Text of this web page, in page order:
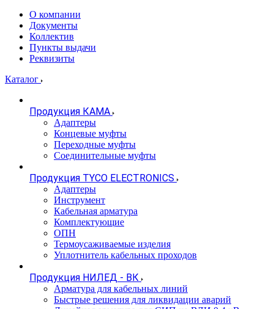
О компании
Документы
Коллектив
Пункты выдачи
Реквизиты
Каталог
Продукция КАМА
Адаптеры
Концевые муфты
Переходные муфты
Соединительные муфты
Продукция TYCO ELECTRONICS
Адаптеры
Инструмент
Кабельная арматура
Комплектующие
ОПН
Термоусаживаемые изделия
Уплотнитель кабельных проходов
Продукция НИЛЕД - ВК
Арматура для кабельных линий
Быстрые решения для ликвидации аварий